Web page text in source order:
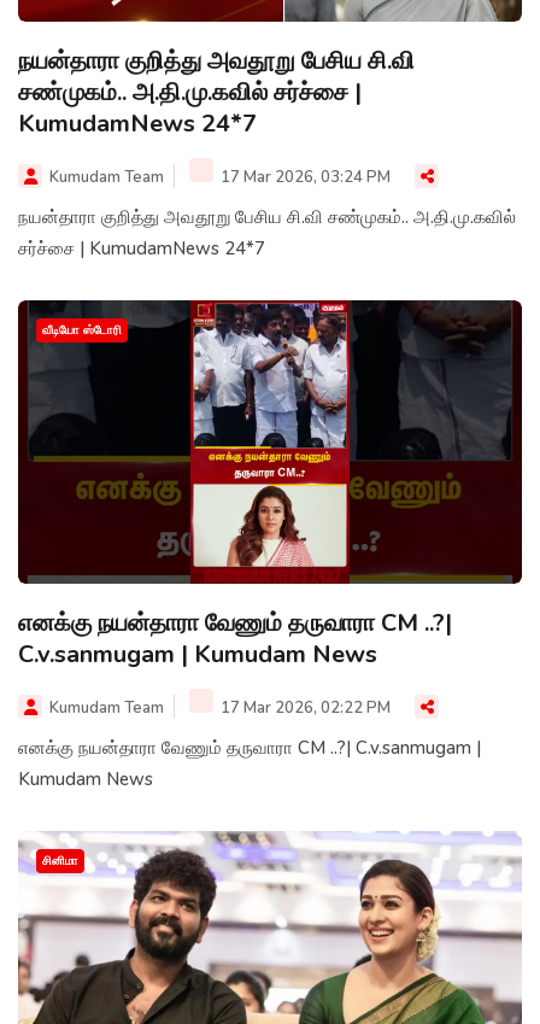
நயன்தாரா குறித்து அவதூறு பேசிய சி.வி
சண்முகம்.. அ.தி.மு.கவில் சர்ச்சை |
KumudamNews 24*7
Kumudam Team 17 Mar 2026, 03:24 PM
நயன்தாரா குறித்து அவதூறு பேசிய சி.வி சண்முகம்.. அ.தி.மு.கவில்
சர்ச்சை | KumudamNews 24*7
வீடியோ ஸ்டோரி
எனக்கு நயன்தாரா வேணும் தருவாரா CM ..?|
C.v.sanmugam | Kumudam News
Kumudam Team 17 Mar 2026, 02:22 PM
எனக்கு நயன்தாரா வேணும் தருவாரா CM ..?| C.v.sanmugam |
Kumudam News
சினிமா